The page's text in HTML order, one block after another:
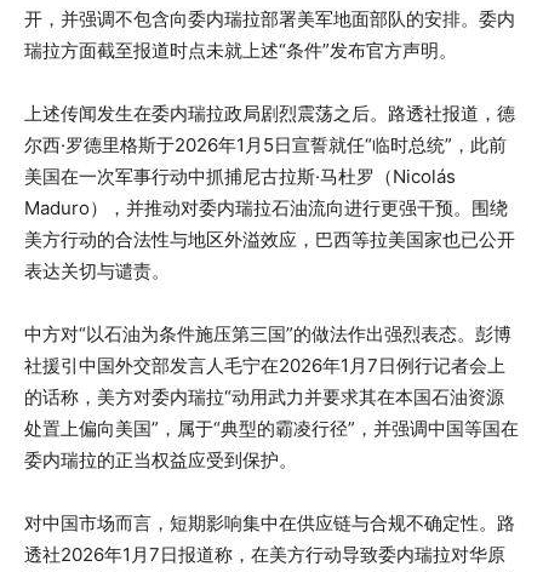
开，并强调不包含向委内瑞拉部署美军地面部队的安排。委内
瑞拉方面截至报道时点未就上述“条件”发布官方声明。
上述传闻发生在委内瑞拉政局剧烈震荡之后。路透社报道，德
尔西·罗德里格斯于2026年1月5日宣誓就任“临时总统”，此前
美国在一次军事行动中抓捕尼古拉斯·马杜罗（Nicolás
Maduro），并推动对委内瑞拉石油流向进行更强干预。围绕
美方行动的合法性与地区外溢效应，巴西等拉美国家也已公开
表达关切与谴责。
中方对“以石油为条件施压第三国”的做法作出强烈表态。彭博
社援引中国外交部发言人毛宁在2026年1月7日例行记者会上
的话称，美方对委内瑞拉“动用武力并要求其在本国石油资源
处置上偏向美国”，属于“典型的霸凌行径”，并强调中国等国在
委内瑞拉的正当权益应受到保护。
对中国市场而言，短期影响集中在供应链与合规不确定性。路
透社2026年1月7日报道称，在美方行动导致委内瑞拉对华原